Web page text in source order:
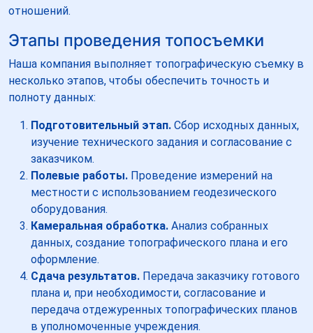
отношений.
Этапы проведения топосъемки
Наша компания выполняет топографическую съемку в
несколько этапов, чтобы обеспечить точность и
полноту данных:
Подготовительный этап. Сбор исходных данных,
изучение технического задания и согласование с
заказчиком.
Полевые работы. Проведение измерений на
местности с использованием геодезического
оборудования.
Камеральная обработка. Анализ собранных
данных, создание топографического плана и его
оформление.
Сдача результатов. Передача заказчику готового
плана и, при необходимости, согласование и
передача отдежуренных топографических планов
в уполномоченные учреждения.